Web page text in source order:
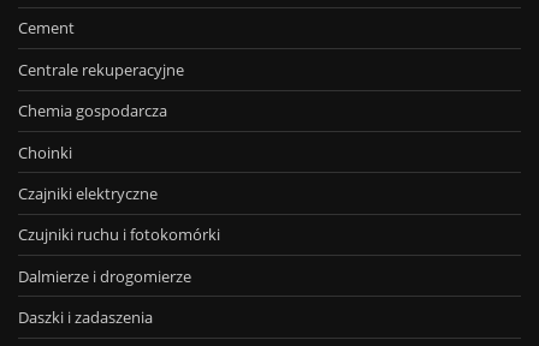
Cement
Centrale rekuperacyjne
Chemia gospodarcza
Choinki
Czajniki elektryczne
Czujniki ruchu i fotokomórki
Dalmierze i drogomierze
Daszki i zadaszenia